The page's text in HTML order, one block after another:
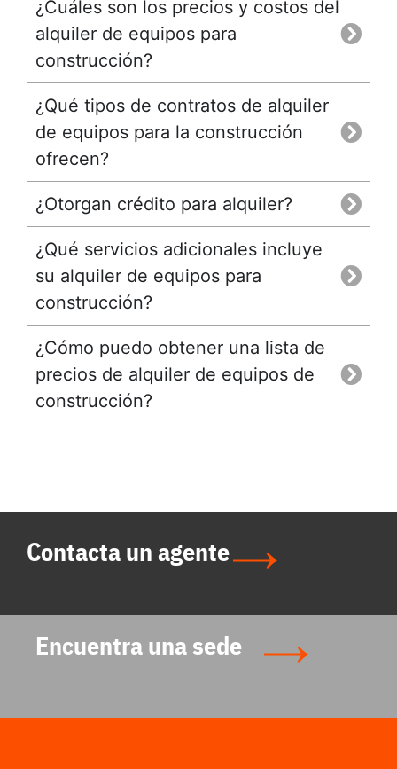
¿Cuáles son los precios y costos del
alquiler de equipos para
construcción?
¿Qué tipos de contratos de alquiler
de equipos para la construcción
ofrecen?
¿Otorgan crédito para alquiler?
¿Qué servicios adicionales incluye
su alquiler de equipos para
construcción?
¿Cómo puedo obtener una lista de
precios de alquiler de equipos de
construcción?
Contacta un agente
Encuentra una sede